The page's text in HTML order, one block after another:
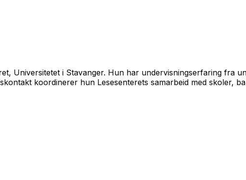
Universitetet i Stavanger. Hun har undervisningserfaring fra
koordinerer hun Lesesenterets samarbeid med skoler,